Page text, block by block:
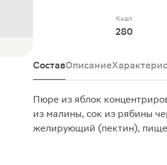
Ккал
280
СоставОписание
Пюре из яблок
из малины, сок из рябины
желирующий (пектин),